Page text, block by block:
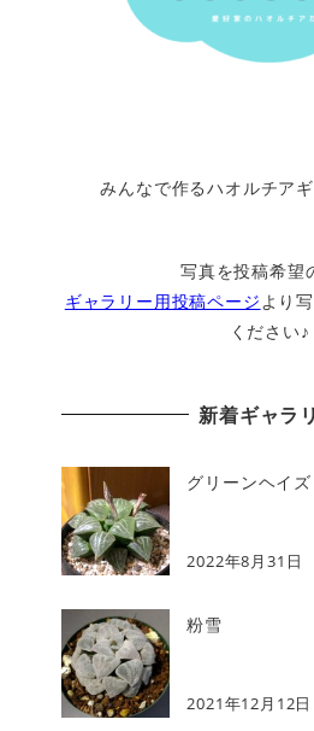
みんなで作るハオルチアギ
写真を投稿希望
ギャラリー用投稿ページ より
ください♪
新着ギャラ
グリーンヘイズ
2022年8月31日
粉雪
2021年12月12日